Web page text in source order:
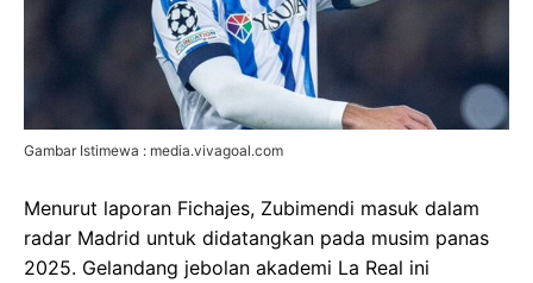
Gambar Istimewa : media.vivagoal.com
Menurut laporan Fichajes, Zubimendi masuk dalam
radar Madrid untuk didatangkan pada musim panas
2025. Gelandang jebolan akademi La Real ini